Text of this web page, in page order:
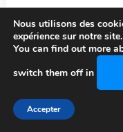
Ivry-sur-
Marocains
Seine 30 Mars
parJeanine CADORET
Nous utilisons des
expérience sur notre site.
You can find out more
switch them off in
Accepter